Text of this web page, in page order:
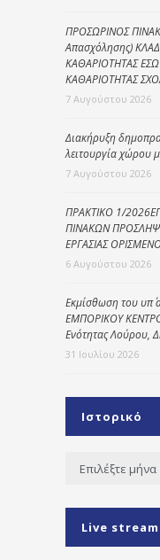
ΠΡΟΣΩΡΙΝΟΣ
Απασχόλησης)
ΚΑΘΑΡΙΟΤΗΤΑΣ
ΚΑΘΑΡΙΟΤΗΤΑΣ
7 Αυγούστου 2026
Διακήρυξη
λειτουργία χώρου
7 Αυγούστου 2026
ΠΡΑΚΤΙΚΟ 1/
ΠΙΝΑΚΩΝ
ΕΡΓΑΣΙΑΣ
6 Αυγούστου 2026
Εκμίσθωση του υπ΄
ΕΜΠΟΡΙΚΟΥ
Ενότητας Λούρου,
31 Ιουλίου 2026
Ιστορικό
Ιστορικό
Live stream